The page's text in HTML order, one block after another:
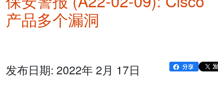
产品多个漏洞
发布日期: 2022年 2月 17日